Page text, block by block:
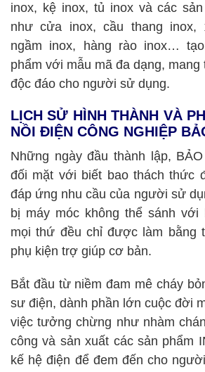
inox, kệ inox, tủ inox và các
như cửa inox, cầu thang inox,
ngầm inox, hàng rào inox…
phẩm với mẫu mã đa dạng, mang
độc đáo cho người sử dụng.
LỊCH SỬ HÌNH THÀNH VÀ
NỒI ĐIỆN CÔNG NGHIỆP
Những ngày đầu thành lập,
đối mặt với biết bao thách thức
đáp ứng nhu cầu của người sử
bị máy móc không thể sánh
mọi thứ đều chỉ được làm bằng
phụ kiện trợ giúp cơ bản.
Bắt đầu từ niềm đam mê cháy
sư điện, dành phần lớn cuộc đời
việc tưởng chừng như nhàm
công và sản xuất các sản phẩm
kế hệ điện để đem đến cho